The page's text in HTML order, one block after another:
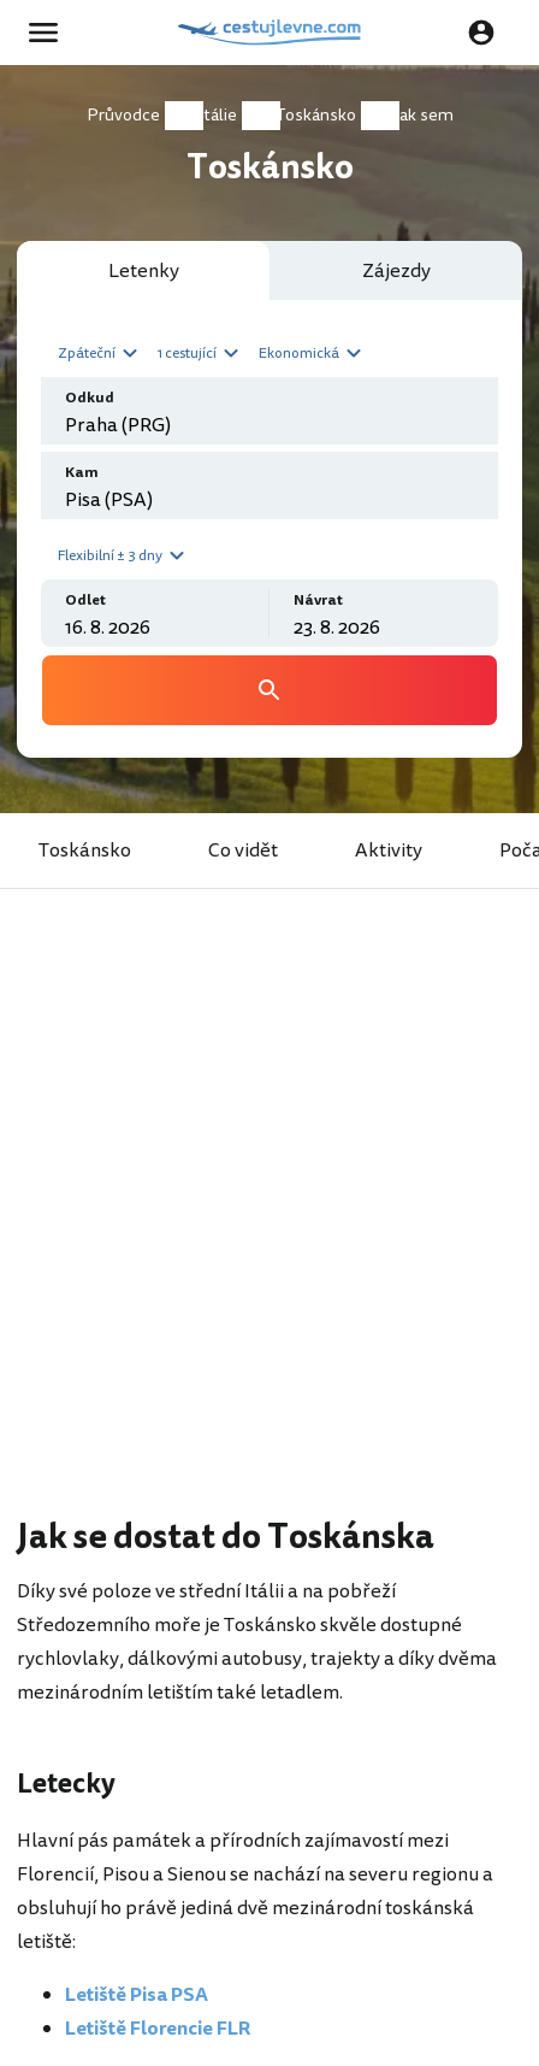
Průvodce Itálie Toskánsko Jak sem
Toskánsko
Letenky Zájezdy
Zpáteční 1 cestující Ekonomická
Odkud
Kam
Flexibilní ± 3 dny
Odlet Návrat
Toskánsko Co vidět Aktivity
Jak se dostat do Toskánska
Díky své poloze ve střední Itálii a na pobřeží
Středozemního moře je Toskánsko skvěle dostupné
rychlovlaky, dálkovými autobusy, trajekty a díky dvěma
mezinárodním letištím také letadlem.
Letecky
Hlavní pás památek a přírodních zajímavostí mezi
Florencií, Pisou a Sienou se nachází na severu regionu a
obsluhují ho právě jediná dvě mezinárodní toskánská
letiště:
Letiště Pisa PSA
Letiště Florencie FLR